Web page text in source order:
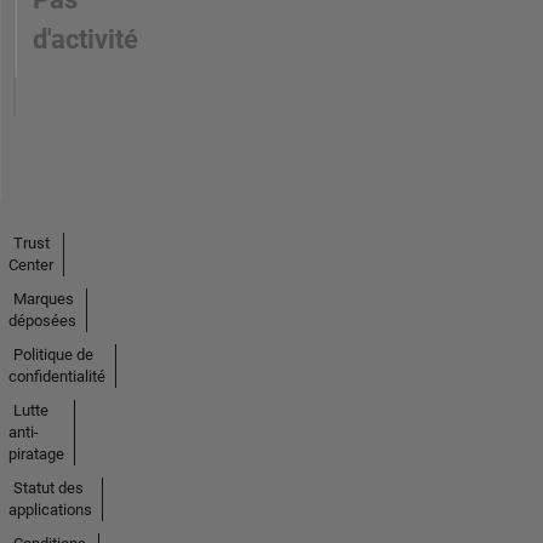
d'activité
Trust
Center
Marques
déposées
Politique de
confidentialité
Lutte
anti-
piratage
Statut des
applications